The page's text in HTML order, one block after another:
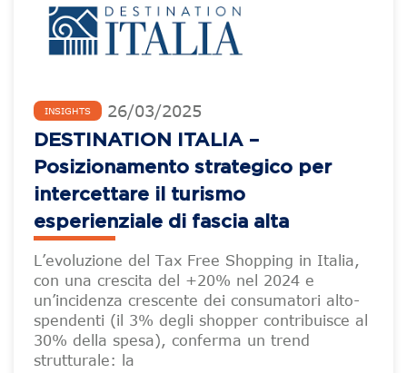
INSIGHTS 26/03/2025
DESTINATION ITALIA –
Posizionamento strategico per
intercettare il turismo
esperienziale di fascia alta
L’evoluzione del Tax Free Shopping in Italia,
con una crescita del +20% nel 2024 e
un’incidenza crescente dei consumatori alto-
spendenti (il 3% degli shopper contribuisce al
30% della spesa), conferma un trend
strutturale: la